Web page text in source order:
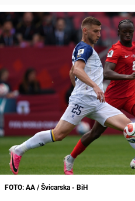
FOTO: AA / Švicarska - BiH